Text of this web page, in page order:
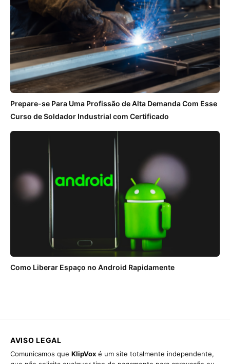
Prepare-se Para Uma Profissão de Alta Demanda Com Esse
Curso de Soldador Industrial com Certificado
Como Liberar Espaço no Android Rapidamente
AVISO LEGAL
Comunicamos que KlipVox é um site totalmente independente,